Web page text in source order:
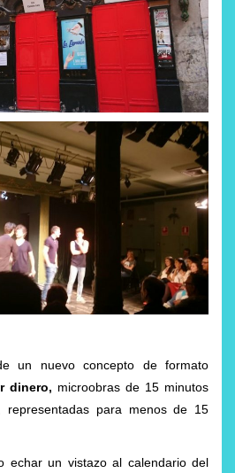
un nuevo concepto de formato
dinero, microobras de 15 minutos
representadas para menos de 15
echar un vistazo al calendario del